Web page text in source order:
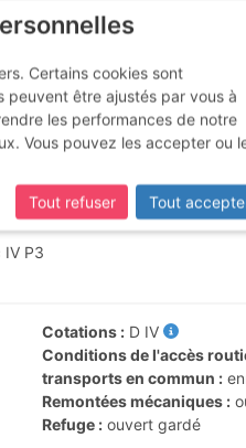
accessibles, manquantes
IV P3
Cotations D IV
Conditions de l'accès
transports en commun
Remontées mécaniques
Refuge
ouvert gardé
Certains cookies sont
peuvent être ajustés par vous à
les performances de notre
Vous pouvez les accepter ou
Tout refuser
Tout